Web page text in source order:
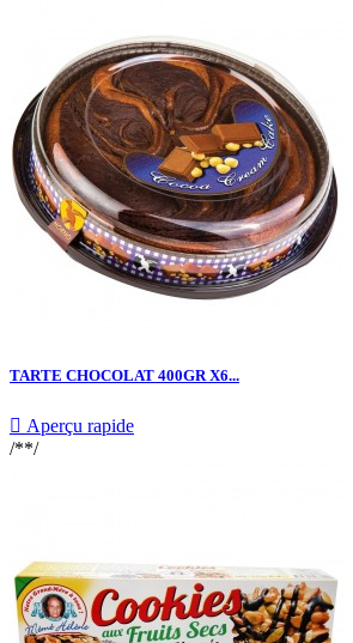
TARTE CHOCOLAT 400GR X6...
 Aperçu rapide
/**/